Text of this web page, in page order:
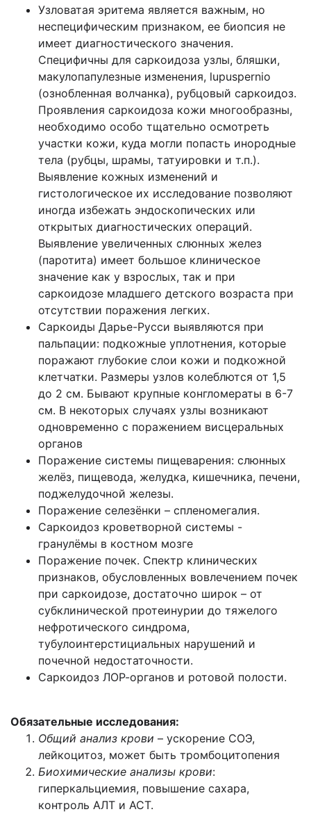
Узловатая эритема является важным, но
неспецифическим признаком, ее биопсия не
имеет диагностического значения.
Специфичны для саркоидоза узлы, бляшки,
макулопапулезные изменения, lupuspernio
(ознобленная волчанка), рубцовый саркоидоз.
Проявления саркоидоза кожи многообразны,
необходимо особо тщательно осмотреть
участки кожи, куда могли попасть инородные
тела (рубцы, шрамы, татуировки и т.п.).
Выявление кожных изменений и
гистологическое их исследование позволяют
иногда избежать эндоскопических или
открытых диагностических операций.
Выявление увеличенных слюнных желез
(паротита) имеет большое клиническое
значение как у взрослых, так и при
саркоидозе младшего детского возраста при
отсутствии поражения легких.
Саркоиды Дарье-Русси выявляются при
пальпации: подкожные уплотнения, которые
поражают глубокие слои кожи и подкожной
клетчатки. Размеры узлов колеблются от 1,5
до 2 см. Бывают крупные конгломераты в 6-7
см. В некоторых случаях узлы возникают
одновременно с поражением висцеральных
органов
Поражение системы пищеварения: слюнных
желёз, пищевода, желудка, кишечника, печени,
поджелудочной железы.
Поражение селезёнки – спленомегалия.
Саркоидоз кроветворной системы -
гранулёмы в костном мозге
Поражение почек. Спектр клинических
признаков, обусловленных вовлечением почек
при саркоидозе, достаточно широк – от
субклинической протеинурии до тяжелого
нефротического синдрома,
тубулоинтерстициальных нарушений и
почечной недостаточности.
Саркоидоз ЛОР-органов и ротовой полости.
Обязательные исследования:
Общий анализ крови – ускорение СОЭ,
лейкоцитоз, может быть тромбоцитопения
Биохимические анализы крови:
гиперкальциемия, повышение сахара,
контроль АЛТ и АСТ.